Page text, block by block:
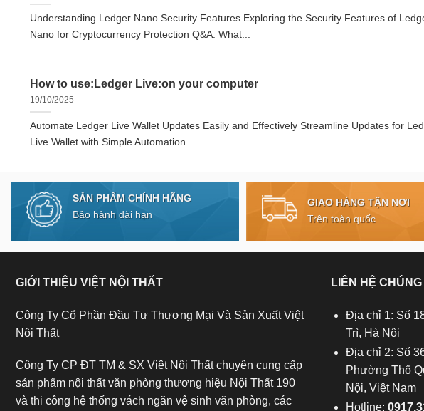
Understanding Ledger Nano Security Features Exploring the Security Features of
Nano for Cryptocurrency Protection Q&A: What...
How to use:Ledger Live:on your computer
19/10/2025
Automate Ledger Live Wallet Updates Easily and Effectively Streamline Updates for
Live Wallet with Simple Automation...
SẢN PHẨM CHÍNH HÃNG
Bảo hành dài hạn
GIAO HÀNG TẬN NƠI
Trên toàn quốc
GIỚI THIỆU VIỆT NỘI THẤT
Công Ty Cổ Phần Đầu Tư Thương Mại Và Sản Xuất Việt
Nội Thất
Công Ty CP ĐT TM & SX Việt Nội Thất chuyên cung cấp
sản phẩm nội thất văn phòng thương hiệu Nội Thất 190
và thi công hệ thống vách ngăn vệ sinh văn phòng, các
LIÊN HỆ CHÚNG
Địa chỉ 1: Số
Trì, Hà Nội
Địa chỉ 2: Số
Phường Thổ
Nội, Việt Nam
Hotline: